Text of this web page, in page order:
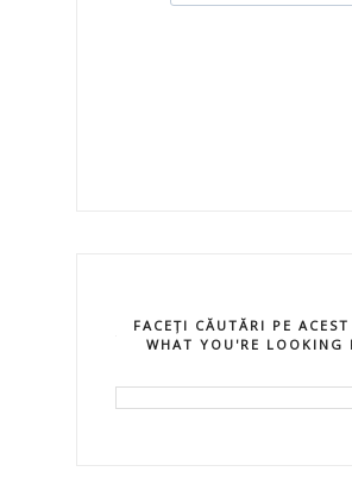
FACEȚI CĂUTĂRI PE
WHAT YOU'RE LOOKING